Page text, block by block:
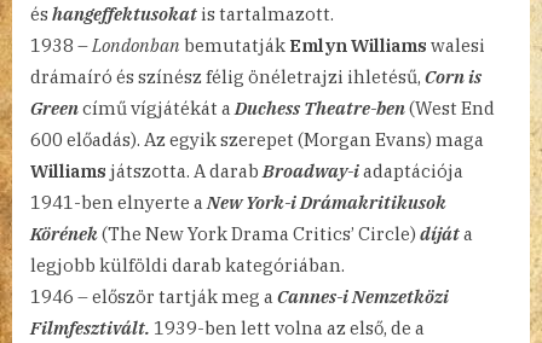
és hangeffektusokat is tartalmazott.
1938 – Londonban bemutatják Emlyn Williams walesi
drámaíró és színész félig önéletrajzi ihletésű, Corn is
Greencímű vígjátékát a Duchess Theatre-ben(West End
600 előadás). Az egyik szerepet (Morgan Evans) maga
Williams játszotta. A darab Broadway-iadaptációja
1941-ben elnyerte a New York-i Drámakritikusok
Körének(The New York Drama Critics’ Circle) díjáta
legjobb külföldi darab kategóriában.
1946 – először tartják meg a Cannes-i Nemzetközi
Filmfesztivált. 1939-ben lett volna az első, de a